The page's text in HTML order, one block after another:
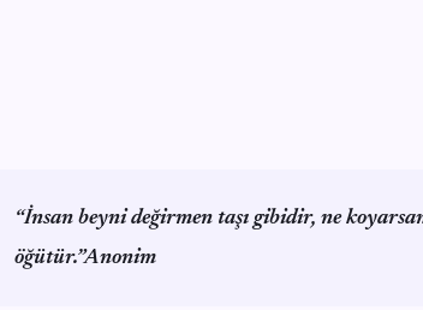
“İnsan beyni değirmen taşı gibidir, ne
öğütür.”Anonim